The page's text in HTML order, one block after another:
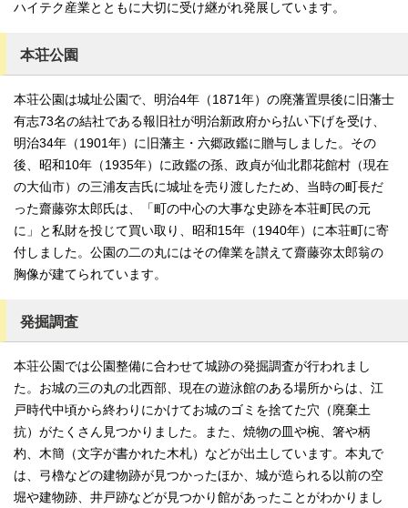
ハイテク産業とともに大切に受け継がれ発展しています。
本荘公園
本荘公園は城址公園で、明治4年（1871年）の廃藩置県後に旧藩士
有志73名の結社である報旧社が明治新政府から払い下げを受け、
明治34年（1901年）に旧藩主・六郷政鑑に贈与しました。その
後、昭和10年（1935年）に政鑑の孫、政貞が仙北郡花館村（現在
の大仙市）の三浦友吉氏に城址を売り渡したため、当時の町長だ
った齋藤弥太郎氏は、「町の中心の大事な史跡を本荘町民の元
に」と私財を投じて買い取り、昭和15年（1940年）に本荘町に寄
付しました。公園の二の丸にはその偉業を讃えて齋藤弥太郎翁の
胸像が建てられています。
発掘調査
本荘公園では公園整備に合わせて城跡の発掘調査が行われまし
た。お城の三の丸の北西部、現在の遊泳館のある場所からは、江
戸時代中頃から終わりにかけてお城のゴミを捨てた穴（廃棄土
抗）がたくさん見つかりました。また、焼物の皿や椀、箸や柄
杓、木簡（文字が書かれた木札）などが出土しています。本丸で
は、弓櫓などの建物跡が見つかったほか、城が造られる以前の空
堀や建物跡、井戸跡などが見つかり館があったことがわかりまし